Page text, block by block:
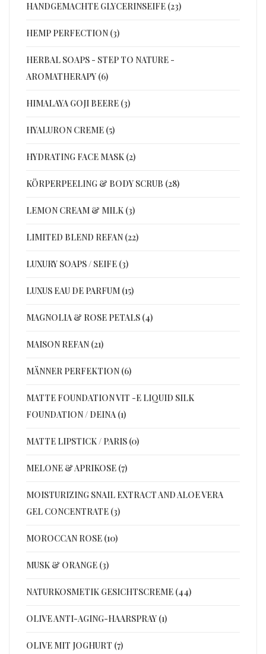
HANDGEMACHTE GLYCERINSEIFE (23)
HEMP PERFECTION (3)
HERBAL SOAPS - STEP TO NATURE -
AROMATHERAPY (6)
HIMALAYA GOJI BEERE (3)
HYALURON CREME (5)
HYDRATING FACE MASK (2)
KÖRPERPEELING & BODY SCRUB (28)
LEMON CREAM & MILK (3)
LIMITED BLEND REFAN (22)
LUXURY SOAPS / SEIFE (3)
LUXUS EAU DE PARFUM (15)
MAGNOLIA & ROSE PETALS (4)
MAISON REFAN (21)
MÄNNER PERFEKTION (6)
MATTE FOUNDATION VIT -E LIQUID SILK
FOUNDATION / DEINA (1)
MATTE LIPSTICK / PARIS (0)
MELONE & APRIKOSE (7)
MOISTURIZING SNAIL EXTRACT AND ALOE VERA
GEL CONCENTRATE (3)
MOROCCAN ROSE (10)
MUSK & ORANGE (3)
NATURKOSMETIK GESICHTSCREME (44)
OLIVE ANTI-AGING-HAARSPRAY (1)
OLIVE MIT JOGHURT (7)